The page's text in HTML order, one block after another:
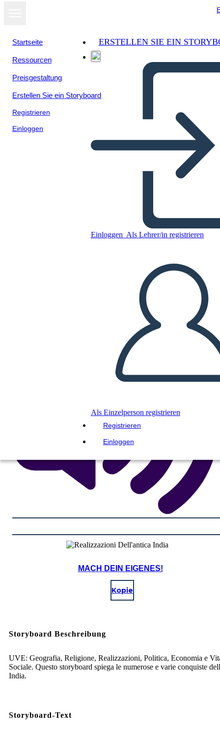
Startseite
Ressourcen
Preisgestaltung
Erstellen Sie ein Storyboard
Registrieren
Einloggen
ERSTELLEN SIE EIN
Einloggen Als Lehrer/in registrieren
Als Einzelperson registrieren
Registrieren
Einloggen
Kopieren Sie dieses Storyboard
ERSTELLEN SIE EIN STORYBOARD
DIASHOW ABSPIELEN
LIES MIR VOR
MACH DEIN EIGENES!
Kopie
Storyboard Beschreibung
UVE: Geografia, Religione, Realizzazioni, Politica, Economia e
Sociale. Questo storyboard spiega le numerose e varie conquiste
India.
Storyboard-Text